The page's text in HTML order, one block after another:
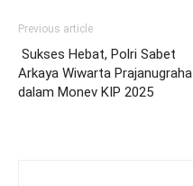
Previous article
Sukses Hebat, Polri Sabet
Arkaya Wiwarta Prajanugraha
dalam Monev KIP 2025